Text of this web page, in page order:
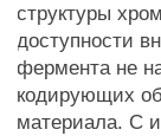
структуры
доступности
фермента не
кодирующих
материала. С